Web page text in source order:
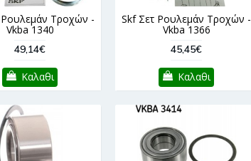
Ρουλεμάν Τροχών -
Vkba 1340
49,14€
Καλαθι
Skf Σετ Ρουλεμάν Τροχών -
Vkba 1366
45,45€
Καλαθι